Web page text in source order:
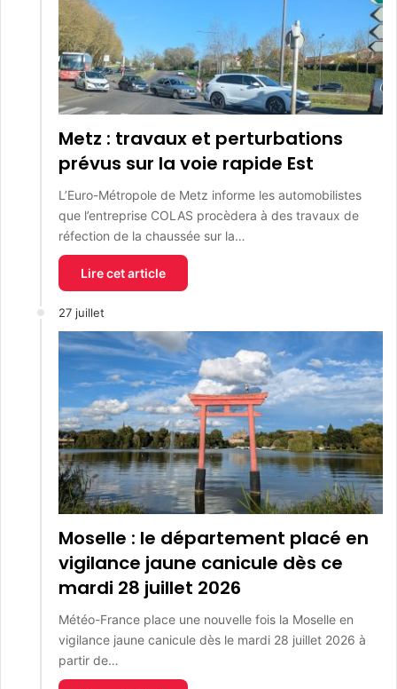
Metz : travaux et perturbations
prévus sur la voie rapide Est
L’Euro-Métropole de Metz informe les automobilistes
que l’entreprise COLAS procèdera à des travaux de
réfection de la chaussée sur la…
Lire cet article
27 juillet
Moselle : le département placé en
vigilance jaune canicule dès ce
mardi 28 juillet 2026
Météo-France place une nouvelle fois la Moselle en
vigilance jaune canicule dès le mardi 28 juillet 2026 à
partir de…